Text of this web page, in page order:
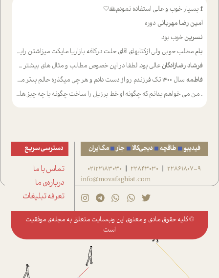
f بسیار خوب و عالی استفاده نمودم🙏🤍
امین رضا مهربانی دوره
نسرینخوب بود
بام مطلب حوبی ولی ازکتابهای اقای حلت درکافه بازاریا مایکت میزاشتن رایگان خوب بود ولی هرکدام خلاصه شده ش تومجله از طریق سایت هم خوبه اینکه درزیر اخرصفحه گذاشته شده خب ادم خبره میره نصب میکنه میخونه ولی هرکسی گوشیش ظرفیتش نداره باتشکر
فرشاد رضازادگان عالی بود. لطفا در این خصوص مطالب و مثال های بیشتر ی ارایه دهید
فاطمه سال ۱۴۰۰ تک فرزندم رو از دست دادم و هر چی میگذره حالم بدتر میشه و دلتنگتر تنایی رو ترجیح دادم و معاشرت برام سخت شده
. من می خواهم بدانم که چگونه او خط برزیل را ساخت چگونه با چه چیز هایی
فیدیبو طاقچه دیجی‌کالا جار مگ‌ایران
22861807-9
|
22843030
|
02122183030
info@movafaghiat.com
دسترسی سریع
تماس با ما
درباره‌ی ما
تعرفه تبلیغات
© کلیه حقوق مادی و معنوی این وب‌سایت متعلق به مجله‌ی موفقیت
است